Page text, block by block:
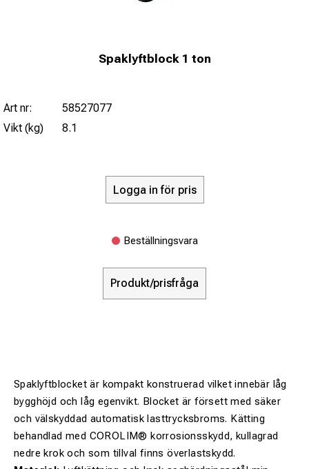
Spaklyftblock 1 ton
Art nr:
58527077
Vikt (kg)
8.1
Logga in för pris
Beställningsvara
Produkt/prisfråga
Spaklyftblocket är kompakt konstruerad vilket innebär låg
bygghöjd och låg egenvikt. Blocket är försett med säker
och välskyddad automatisk lasttrycksbroms. Kätting
behandlad med COROLIM® korrosionsskydd, kullagrad
nedre krok och som tillval finns överlastskydd.